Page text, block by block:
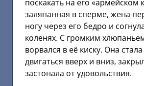
поскакать на его «армейском
заляпанная в сперме, жена
ногу через его бедро и
коленях. С громким
ворвался в её киску. Она
двигаться вверх и вниз,
застонала от удовольствия.